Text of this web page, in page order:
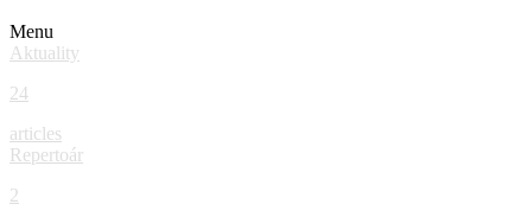
Menu
Aktuality
24
articles
Repertoár
2